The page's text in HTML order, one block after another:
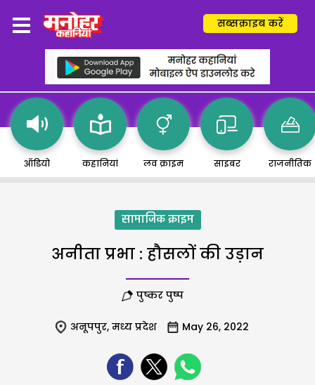
सब्सक्राइब करें
ऑडियो कहानियां लव क्राइम साइबर राजनीतिक
सामाजिक क्राइम
अनीता प्रभा : हौसलों की उड़ान
पुष्कर पुष्प
अनूपपुर, मध्य प्रदेश May 26, 2022